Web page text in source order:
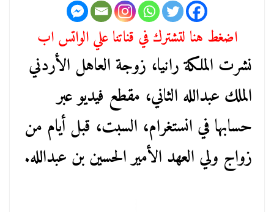
اضغط هنا لتشترك في قناتنا علي الواتس اب
نشرت الملكة رانيا، زوجة العاهل الأردني
الملك عبدالله الثاني، مقطع فيديو عبر
حسابها في انستغرام، السبت، قبل أيام من
زواج ولي العهد الأمير الحسين بن عبدالله.